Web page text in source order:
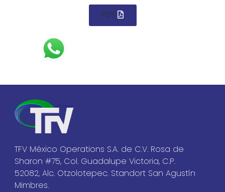
PDF
TFV México Operations S.A. de C.V. Rosa de
Sharon #75, Col. Guadalupe Victoria, C.P.
52082, Alc. Otzolotepec. Standort San Agustín
Mimbres.